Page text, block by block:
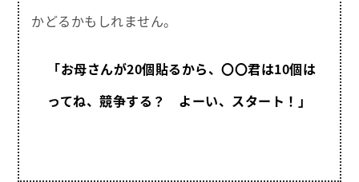
かどるかもしれません。
「お母さんが20個貼るから、〇〇君は10個は
ってね、競争する？ よーい、スタート！」